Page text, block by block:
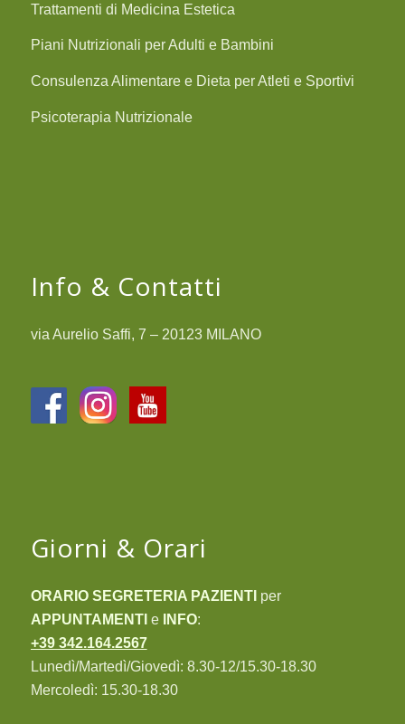
Trattamenti di Medicina Estetica
Piani Nutrizionali per Adulti e Bambini
Consulenza Alimentare e Dieta per Atleti e Sportivi
Psicoterapia Nutrizionale
Info & Contatti
via Aurelio Saffi, 7 – 20123 MILANO
Giorni & Orari
ORARIO SEGRETERIA PAZIENTI per
APPUNTAMENTI eINFO:
+39 342.164.2567
Lunedì/Martedì/Giovedì: 8.30-12/15.30-18.30
Mercoledì: 15.30-18.30